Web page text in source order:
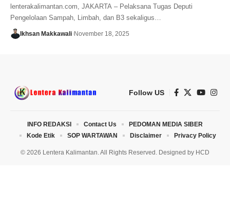
lenterakalimantan.com, JAKARTA – Pelaksana Tugas Deputi
Pengelolaan Sampah, Limbah, dan B3 sekaligus…
Ikhsan Makkawali November 18, 2025
Follow US
© 2026 Lentera Kalimantan. All Rights Reserved. Designed by HCD
INFO REDAKSI Contact Us
PEDOMAN MEDIA SIBER
Kode Etik
SOP WARTAWAN Disclaimer Privacy Policy